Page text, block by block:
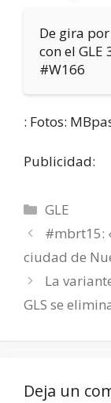
De gira
con el GLE
#W166
: Fotos:
Publicidad:
Categorías
GLE
#mbrt15:
ciudad de
La
GLS se
Deja un